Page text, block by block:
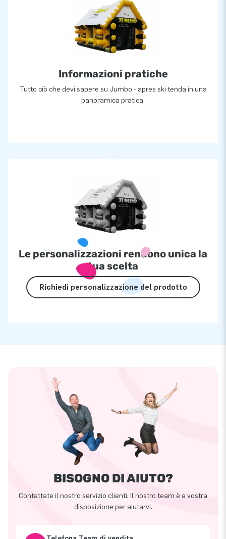
Informazioni pratiche
Tutto ciò che devi sapere su Jumbo - apres ski tenda in una
panoramica pratica.
Le personalizzazioni rendono unica la
tua scelta
Richiedi personalizzazione del prodotto
BISOGNO DI AIUTO?
Contattate il nostro servizio clienti. Il nostro team è a vostra
disposizione per aiutarvi.